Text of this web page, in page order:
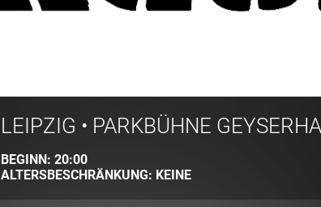
LEIPZIG • PARKBÜHNE
BEGINN: 20:00
ALTERSBESCHRÄNKUNG: KEINE